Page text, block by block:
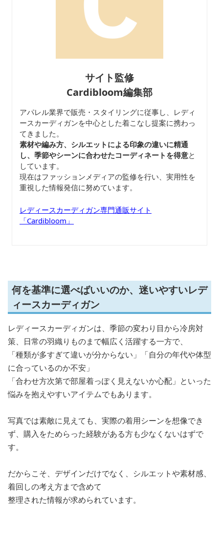
サイト監修
Cardibloom編集部
アパレル業界で販売・スタイリングに従事し、レディ
ースカーディガンを中心とした着こなし提案に携わっ
てきました。
素材や編み方、シルエットによる印象の違いに精通
し、季節やシーンに合わせたコーディネートを得意と
しています。
現在はファッションメディアの監修を行い、実用性を
重視した情報発信に努めています。
レディースカーディガン専門通販サイト
「Cardibloom」
何を基準に選べばいいのか、迷いやすいレデ
ィースカーディガン
レディースカーディガンは、季節の変わり目から冷房対
策、日常の羽織りものまで幅広く活躍する一方で、
「種類が多すぎて違いが分からない」「自分の年代や体型
に合っているのか不安」
「合わせ方次第で部屋着っぽく見えないか心配」といった
悩みを抱えやすいアイテムでもあります。
写真では素敵に見えても、実際の着用シーンを想像でき
ず、購入をためらった経験がある方も少なくないはずで
す。
だからこそ、デザインだけでなく、シルエットや素材感、
着回しの考え方まで含めて
整理された情報が求められています。